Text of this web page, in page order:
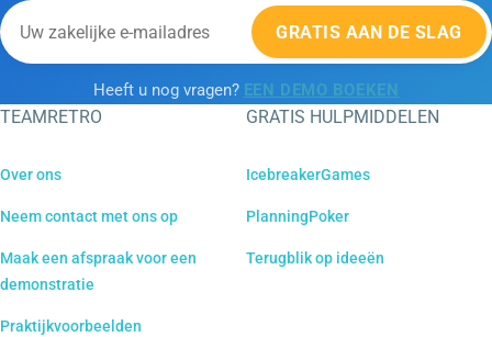
GRATIS AAN DE SLAG
Heeft u nog vragen? EEN DEMO BOEKEN
TEAMRETRO
Over ons
Neem contact met ons op
Maak een afspraak voor een
demonstratie
Praktijkvoorbeelden
GRATIS HULPMIDDELEN
IcebreakerGames
PlanningPoker
Terugblik op ideeën